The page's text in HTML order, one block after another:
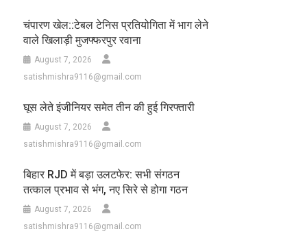
चंपारण खेल::टेबल टेनिस प्रतियोगिता में भाग लेने
वाले खिलाड़ी मुजफ्फरपुर रवाना
August 7, 2026
satishmishra9116@gmail.com
घूस लेते इंजीनियर समेत तीन की हुई गिरफ्तारी
August 7, 2026
satishmishra9116@gmail.com
बिहार RJD में बड़ा उलटफेर: सभी संगठन
तत्काल प्रभाव से भंग, नए सिरे से होगा गठन
August 7, 2026
satishmishra9116@gmail.com